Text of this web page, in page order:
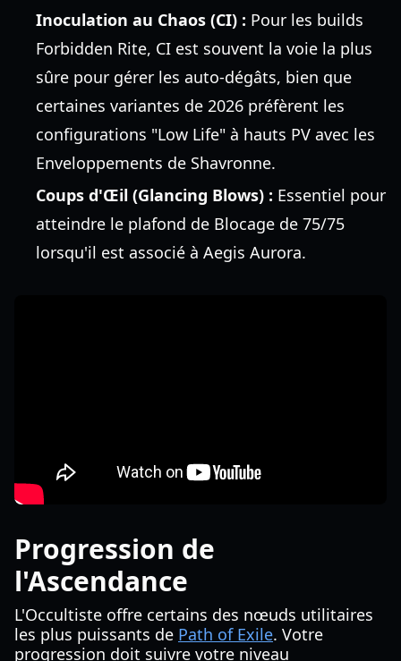
Inoculation au Chaos (CI) : Pour les builds
Forbidden Rite, CI est souvent la voie la plus
sûre pour gérer les auto-dégâts, bien que
certaines variantes de 2026 préfèrent les
configurations "Low Life" à hauts PV avec les
Enveloppements de Shavronne.
Coups d'Œil (Glancing Blows) : Essentiel pour
atteindre le plafond de Blocage de 75/75
lorsqu'il est associé à Aegis Aurora.
Progression de
l'Ascendance
L'Occultiste offre certains des nœuds utilitaires
les plus puissants de Path of Exile. Votre
progression doit suivre votre niveau